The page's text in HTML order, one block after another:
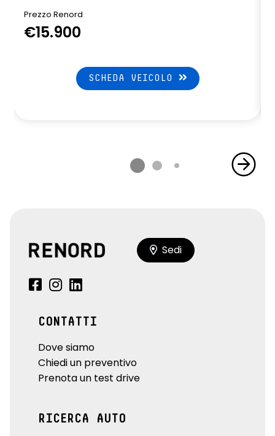
Prezzo Renord
€15.900
SCHEDA VEICOLO
Sedi
CONTATTI
Dove siamo
Chiedi un preventivo
Prenota un test drive
RICERCA AUTO